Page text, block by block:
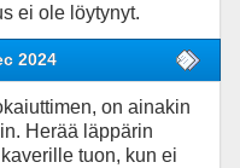
ei ole löytynyt.
2024
on ainakin
Herää läppärin
tuon, kun ei